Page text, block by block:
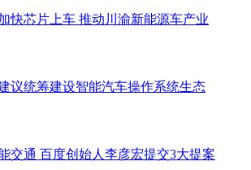
快芯片上车 推动川渝新能源车产业
议统筹建设智能汽车操作系统生态
交通 百度创始人李彦宏提交3大提案